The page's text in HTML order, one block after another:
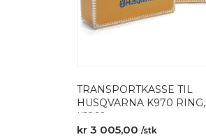
TRANSPORTKASSE TIL
HUSQVARNA K970 RING,
K1260
kr 3 005,00 /stk